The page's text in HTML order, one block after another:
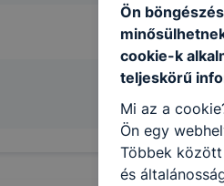
Ön
cookie-k
teljeskörű
Mi az a
Ön egy
Többek
és